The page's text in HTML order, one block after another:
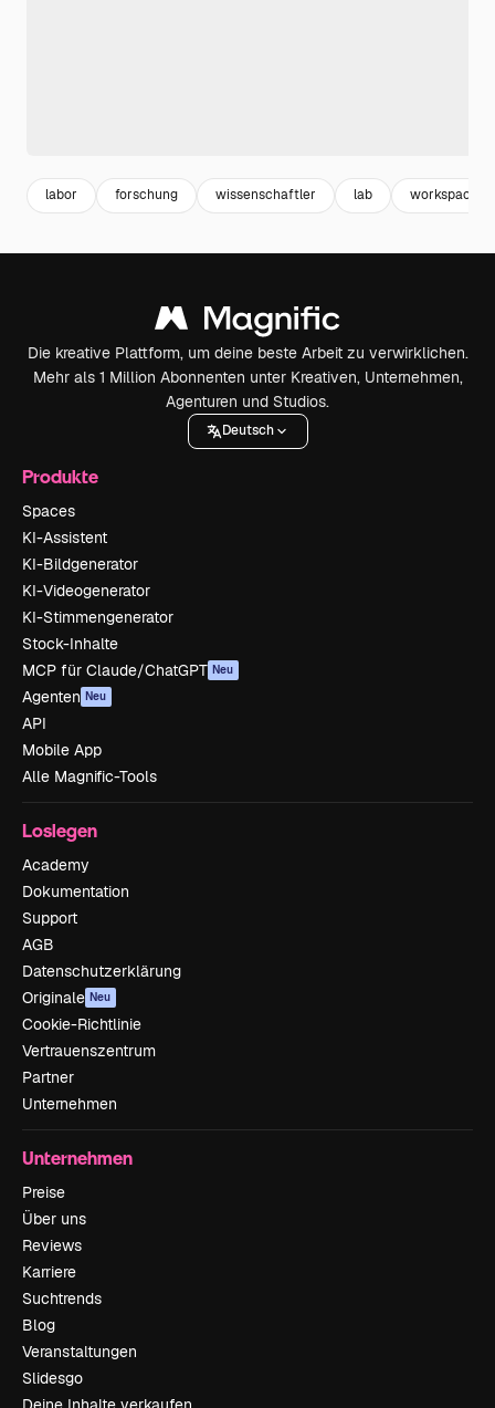
labor forschung wissenschaftler lab workspace
Die kreative Plattform, um deine beste Arbeit zu verwirklichen.
Mehr als 1 Million Abonnenten unter Kreativen, Unternehmen,
Agenturen und Studios.
Deutsch
Produkte
Spaces
KI-Assistent
KI-Bildgenerator
KI-Videogenerator
KI-Stimmengenerator
Stock-Inhalte
MCP für Claude/ChatGPT Neu
Agenten Neu
API
Mobile App
Alle Magnific-Tools
Loslegen
Academy
Dokumentation
Support
AGB
Datenschutzerklärung
Originale Neu
Cookie-Richtlinie
Vertrauenszentrum
Partner
Unternehmen
Unternehmen
Preise
Über uns
Reviews
Karriere
Suchtrends
Blog
Veranstaltungen
Slidesgo